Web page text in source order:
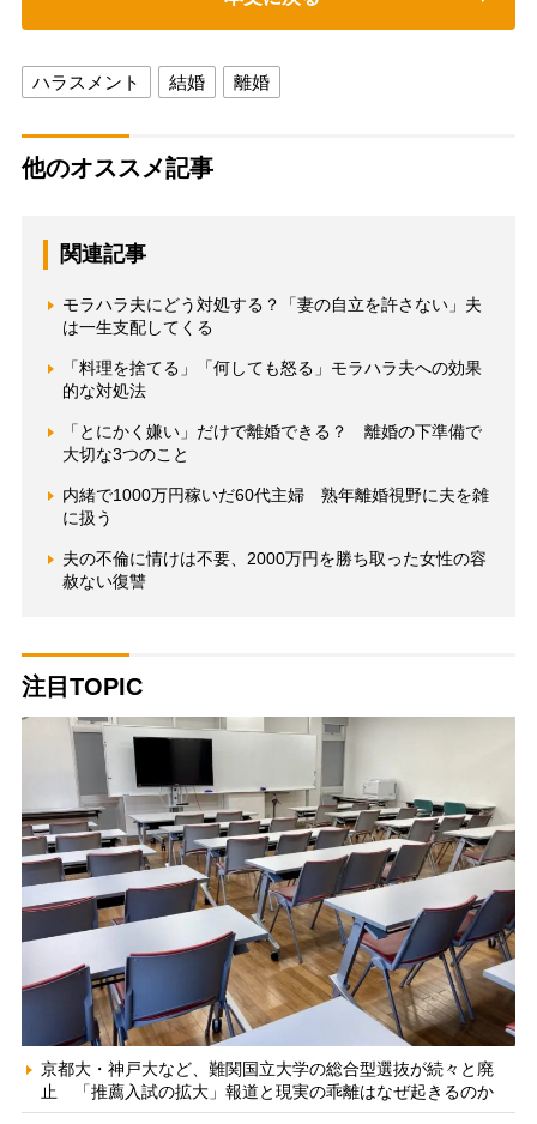
ハラスメント 結婚 離婚
他のオススメ記事
関連記事
モラハラ夫にどう対処する？「妻の自立を許さない」夫
は一生支配してくる
「料理を捨てる」「何しても怒る」モラハラ夫への効果
的な対処法
「とにかく嫌い」だけで離婚できる？ 離婚の下準備で
大切な3つのこと
内緒で1000万円稼いだ60代主婦 熟年離婚視野に夫を雑
に扱う
夫の不倫に情けは不要、2000万円を勝ち取った女性の容
赦ない復讐
注目TOPIC
京都大・神戸大など、難関国立大学の総合型選抜が続々と廃
止 「推薦入試の拡大」報道と現実の乖離はなぜ起きるのか